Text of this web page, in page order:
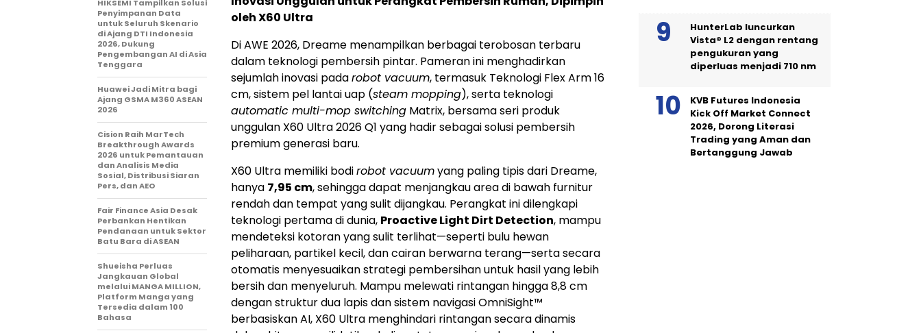
oleh X60 Ultra
Di AWE 2026, Dreame menampilkan berbagai terobosan terbaru
dalam teknologi pembersih pintar. Pameran ini menghadirkan
sejumlah inovasi padarobot vacuum, termasuk Teknologi Flex Arm 16
cm, sistem pel lantai uap (steam mopping), serta teknologi
automatic multi-mop switching Matrix, bersama seri produk
unggulan X60 Ultra 2026 Q1 yang hadir sebagai solusi pembersih
premium generasi baru.
X60 Ultra memiliki bodirobot vacuumyang paling tipis dari Dreame,
hanya 7,95 cm, sehingga dapat menjangkau area di bawah furnitur
rendah dan tempat yang sulit dijangkau. Perangkat ini dilengkapi
teknologi pertama di dunia, Proactive Light Dirt Detection, mampu
mendeteksi kotoran yang sulit terlihat—seperti bulu hewan
peliharaan, partikel kecil, dan cairan berwarna terang—serta secara
otomatis menyesuaikan strategi pembersihan untuk hasil yang lebih
bersih dan menyeluruh. Mampu melewati rintangan hingga 8,8 cm
dengan struktur dua lapis dan sistem navigasi OmniSight™
berbasiskan AI, X60 Ultra menghindari rintangan secara dinamis
HIKSEMI Tampilkan Solusi
Penyimpanan Data
untuk Seluruh Skenario
di Ajang DTI Indonesia
2026, Dukung
Pengembangan AI di Asia
Tenggara
Huawei Jadi Mitra bagi
Ajang GSMA M360 ASEAN
2026
Cision Raih MarTech
Breakthrough Awards
2026 untuk Pemantauan
dan Analisis Media
Sosial, Distribusi Siaran
Pers, dan AEO
Fair Finance Asia Desak
Perbankan Hentikan
Pendanaan untuk Sektor
Batu Bara di ASEAN
Shueisha Perluas
Jangkauan Global
melalui MANGA MILLION,
Platform Manga yang
Tersedia dalam 100
Bahasa
HunterLab luncurkan
Vista® L2 dengan rentang
pengukuran yang
diperluas menjadi 710 nm
KVB Futures Indonesia
Kick Off Market Connect
2026, Dorong Literasi
Trading yang Aman dan
Bertanggung Jawab